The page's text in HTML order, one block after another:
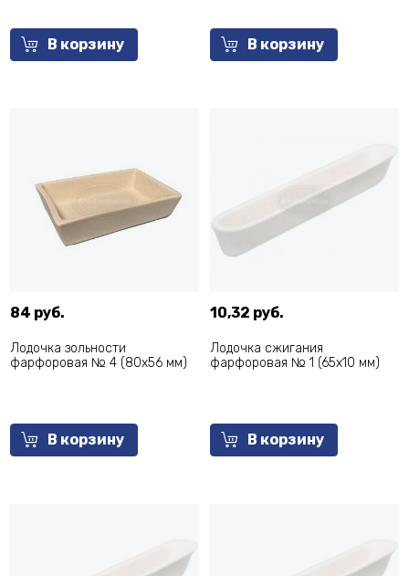
В корзину В корзину
84 руб.
Лодочка зольности
фарфоровая № 4 (80х56 мм)
В корзину
10,32 руб.
Лодочка сжигания
фарфоровая № 1 (65х10 мм)
В корзину